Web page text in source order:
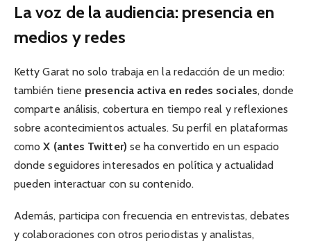
La voz de la audiencia: presencia en
medios y redes
Ketty Garat no solo trabaja en la redacción de un medio:
también tiene presencia activa en redes sociales, donde
comparte análisis, cobertura en tiempo real y reflexiones
sobre acontecimientos actuales. Su perfil en plataformas
comoX (antes Twitter) se ha convertido en un espacio
donde seguidores interesados en política y actualidad
pueden interactuar con su contenido.
Además, participa con frecuencia en entrevistas, debates
y colaboraciones con otros periodistas y analistas,